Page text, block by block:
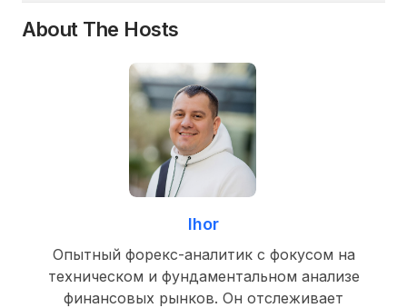
About The Hosts
Ihor
Опытный форекс-аналитик с фокусом на
техническом и фундаментальном анализе
финансовых рынков. Он отслеживает